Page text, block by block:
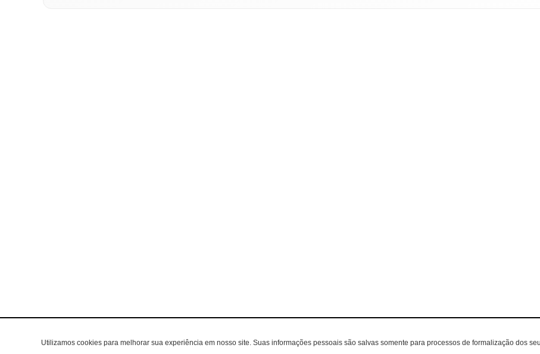
Utilizamos cookies para melhorar sua experiência em nosso site. Suas informações pessoais são salvas somente para processos de formalização dos